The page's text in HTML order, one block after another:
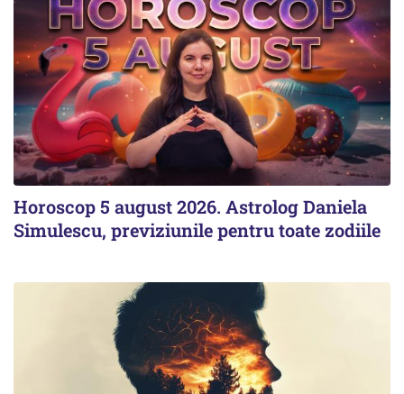
Horoscop 5 august 2026. Astrolog Daniela
Simulescu, previziunile pentru toate zodiile